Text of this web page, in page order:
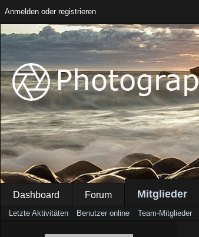
Anmelden oder registrieren
Dashboard Forum Mitglieder
Letzte Aktivitäten Benutzer online Team-Mitglieder